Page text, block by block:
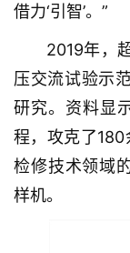
借力‘引智’。”
2019年，
压交流试验示
研究。资料显
程，攻克了
检修技术领域
样机。